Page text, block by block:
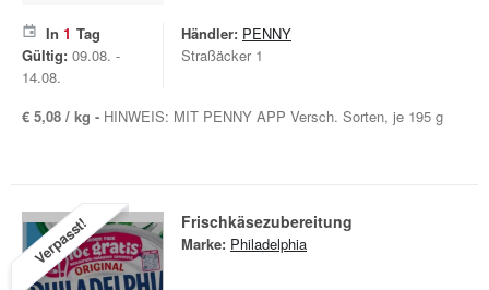
In 1 Tag
Gültig: 09.08. -
14.08.
Händler: PENNY
Straßäcker 1
€ 5,08 / kg - HINWEIS: MIT PENNY APP Versch. Sorten, je 195 g
Verpasst! Frischkäsezubereitung
Marke: Philadelphia